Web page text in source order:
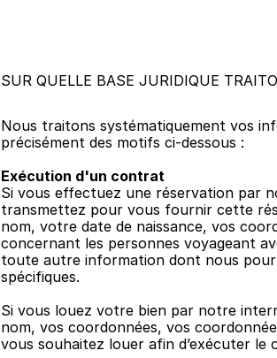
SUR QUELLE BASE JURIDIQUE
Nous traitons systématiquement vos
précisément des motifs ci-dessous :
Exécution d'un contrat
Si vous effectuez une réservation par
transmettez pour vous fournir cette
nom, votre date de naissance, vos
concernant les personnes voyageant
toute autre information dont nous
spécifiques.
Si vous louez votre bien par notre
nom, vos coordonnées, vos
vous souhaitez louer afin d’exécuter